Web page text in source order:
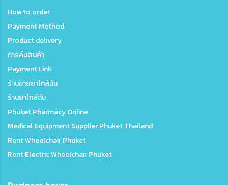
How to order
Payment Method
Product delivery
การคืนสินค้า
Payment Link
ร้านขายยาใกล้ฉัน
ร้านยาใกล้ฉัน
Phuket Pharmacy Online
Medical Equipment Supplier Phuket Thailand
Rent Wheelchair Phuket
Rent Electric Wheelchair Phuket